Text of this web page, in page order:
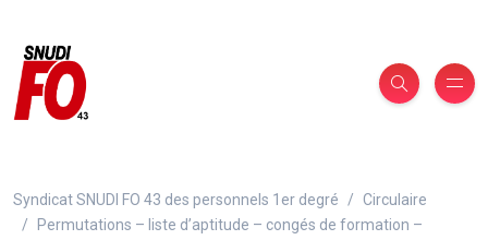
Syndicat SNUDI FO 43 des personnels 1er degré
Circulaire
Permutations – liste d’aptitude – congés de formation –